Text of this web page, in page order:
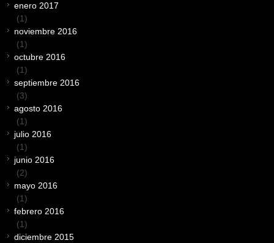
enero 2017
(1)
noviembre 2016
(1)
octubre 2016
(1)
septiembre 2016
(3)
agosto 2016
(1)
julio 2016
(1)
junio 2016
(2)
mayo 2016
(1)
febrero 2016
(1)
diciembre 2015